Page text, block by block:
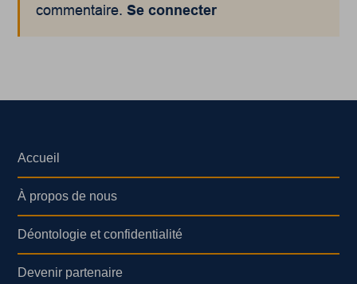
commentaire.Se connecter
Accueil
À propos de nous
Déontologie et confidentialité
Devenir partenaire